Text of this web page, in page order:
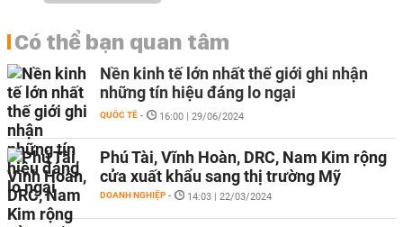
Có thể bạn quan tâm
Nền kinh tế lớn nhất thế giới ghi nhận
những tín hiệu đáng lo ngại
QUỐC TẾ - 16:00 | 29/06/2024
Phú Tài, Vĩnh Hoàn, DRC, Nam Kim rộng
cửa xuất khẩu sang thị trường Mỹ
DOANH NGHIỆP - 14:03 | 22/03/2024